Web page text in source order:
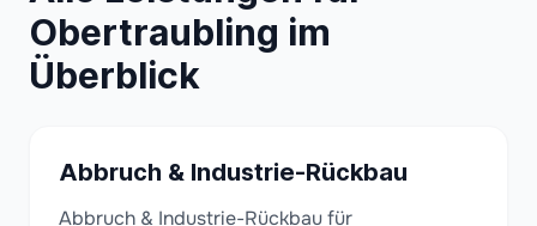
Obertraubling im
Überblick
Abbruch & Industrie-Rückbau
Abbruch & Industrie-Rückbau für